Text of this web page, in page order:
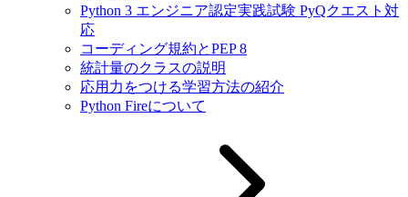
Python 3 エンジニア認定実践試験 PyQクエスト対
応
コーディング規約とPEP 8
統計量のクラスの説明
応用力をつける学習方法の紹介
Python Fireについて